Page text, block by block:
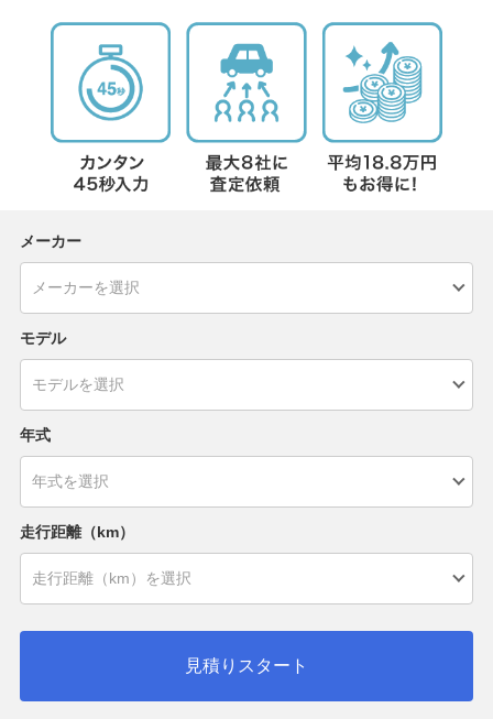
メーカー
モデル
年式
走行距離（km）
見積りスタート